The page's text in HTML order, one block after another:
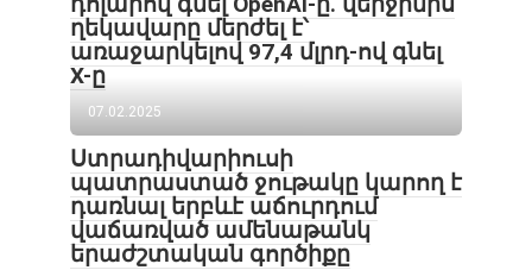
ղեկավարը մերժել է՝
առաջարկելով 97,4 մլրդ-ով գնել
X-ը
07.02.2025
Ստրադիվարիուսի
պատրաստած ջութակը կարող է
դառնալ երբևէ աճուրդում
վաճառված ամենաթանկ
երաժշտական ​​գործիքը